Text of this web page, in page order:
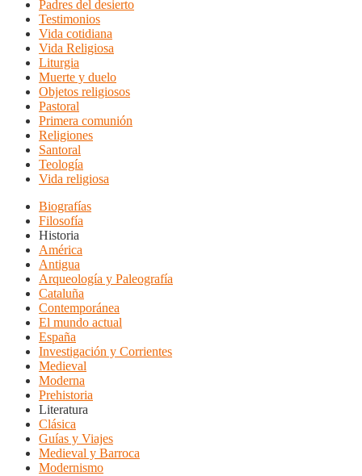
Padres del desierto
Testimonios
Vida cotidiana
Vida Religiosa
Liturgia
Muerte y duelo
Objetos religiosos
Pastoral
Primera comunión
Religiones
Santoral
Teología
Vida religiosa
Biografías
Filosofía
Historia
América
Antigua
Arqueología y Paleografía
Cataluña
Contemporánea
El mundo actual
España
Investigación y Corrientes
Medieval
Moderna
Prehistoria
Literatura
Clásica
Guías y Viajes
Medieval y Barroca
Modernismo